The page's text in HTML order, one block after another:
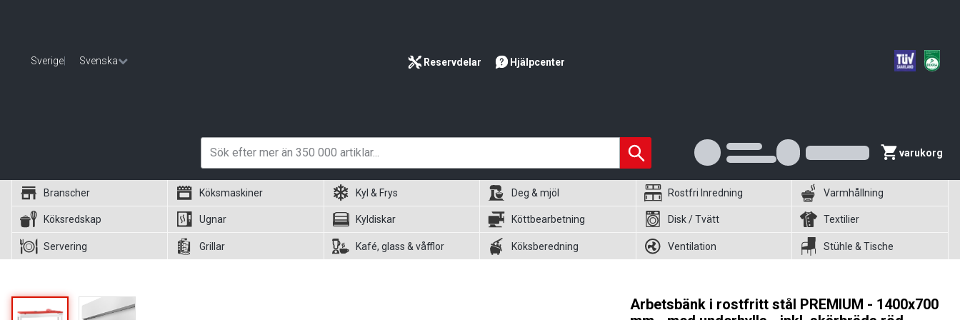
Sverige Svenska Reservdelar Hjälpcenter
varukorg
Branscher Köksmaskiner Kyl & Frys Deg & mjöl Rostfri Inredning Varmhållning
Köksredskap Ugnar Kyldiskar Köttbearbetning Disk / Tvätt Textilier
Servering Grillar Kafé, glass & våfflor Köksberedning Ventilation Stühle & Tische
Arbetsbänk i rostfritt stål PREMIUM - 1400x700